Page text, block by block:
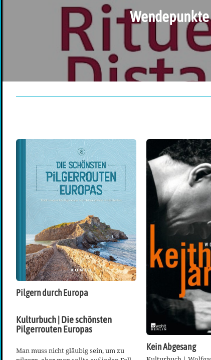
Wendepunkte
Pilgern durch Europa
Kulturbuch | Die schönsten
Pilgerrouten Europas
Man muss nicht gläubig sein, um zu
Kein Abgesang